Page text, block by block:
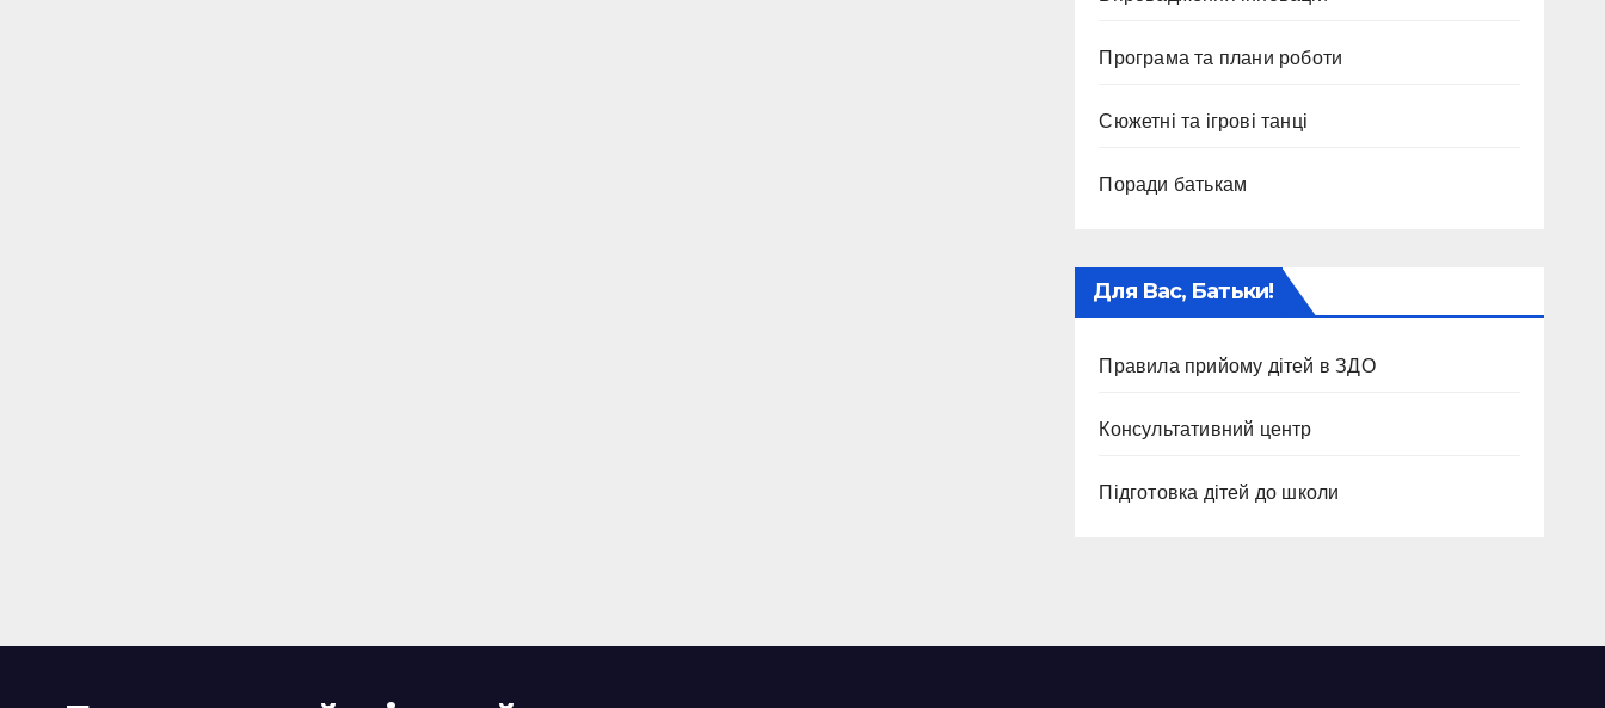
Програма та плани роботи
Сюжетні та ігрові танці
Поради батькам
Для Вас, Батьки!
Правила прийому дітей в ЗДО
Консультативний центр
Підготовка дітей до школи